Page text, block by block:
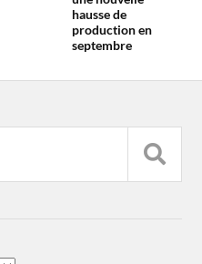
hausse de
production en
septembre